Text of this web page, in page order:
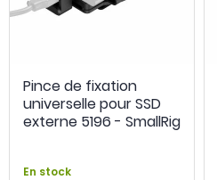
Pince de fixation
universelle pour SSD
externe 5196 - SmallRig
En stock